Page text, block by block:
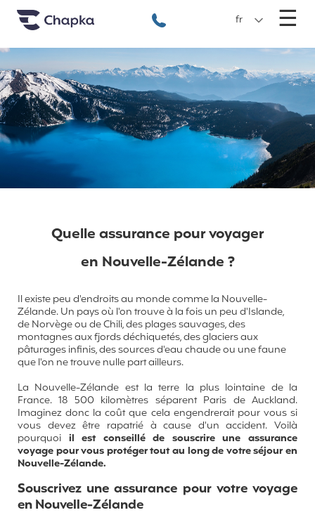
Chapka Assurances Voyages
+33 1 74 85 50 50
fr ☰
Quelle assurance pour voyager
en Nouvelle-Zélande ?
Il existe peu d'endroits au monde comme la Nouvelle-
Zélande. Un pays où l'on trouve à la fois un peu d'Islande,
de Norvège ou de Chili, des plages sauvages, des
montagnes aux fjords déchiquetés, des glaciers aux
pâturages infinis, des sources d'eau chaude ou une faune
que l'on ne trouve nulle part ailleurs.
La Nouvelle-Zélande est la terre la plus lointaine de la
France. 18 500 kilomètres séparent Paris de Auckland.
Imaginez donc la coût que cela engendrerait pour vous si
vous devez être rapatrié à cause d'un accident. Voilà
pourquoi il est conseillé de souscrire une assurance
voyage pour vous protéger tout au long de votre séjour en
Nouvelle-Zélande.
Souscrivez une assurance pour votre voyage
en Nouvelle-Zélande